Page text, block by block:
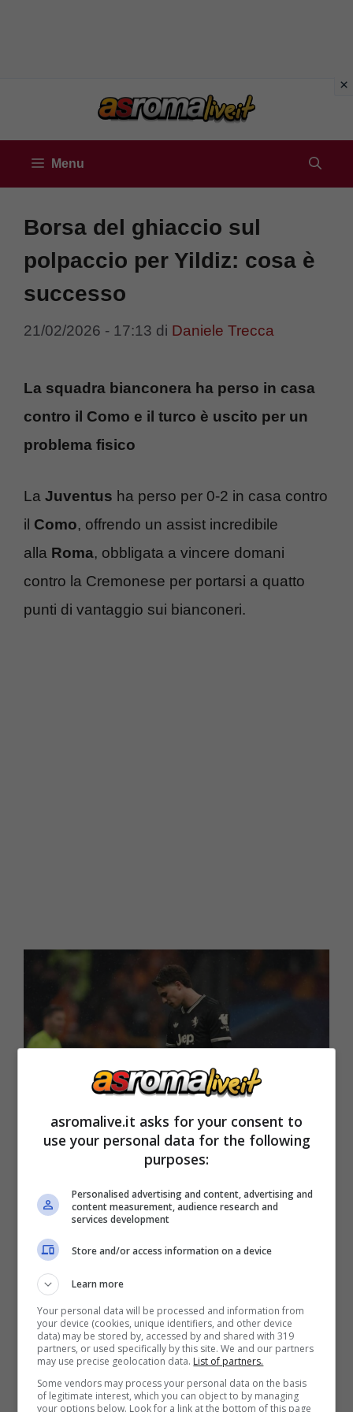
Menu
Borsa del ghiaccio sul
polpaccio per Yildiz: cosa è
successo
21/02/2026 - 17:13 di Daniele Trecca
La squadra bianconera ha perso in casa
contro il Como e il turco è uscito per un
problema fisico
La Juventus ha perso per 0-2 in casa contro
il Como, offrendo un assist incredibile
alla Roma, obbligata a vincere domani
contro la Cremonese per portarsi a quatto
punti di vantaggio sui bianconeri.
Borsa del ghiaccio sul polpaccio per Yildiz: cosa è successo
(Ansa Foto) – asromalive.it
Una partita giocata malissimo dalla squadra
allenata da Luciano
anche Manuel
diffidato, per il big match di domenica primo
marzo.
Il tecnico toscano dovrà valutare anche le
asromalive.it asks for your consent to
use your personal data for the following
purposes:
Personalised advertising and content, advertising and
content measurement, audience research and
services development
Store and/or access information on a device
Learn more
Your personal data will be processed and information from
your device (cookies, unique identifiers, and other device
data) may be stored by, accessed by and shared with 319
partners, or used specifically by this site. We and our partners
may use precise geolocation data. List of partners.
Some vendors may process your personal data on the basis
of legitimate interest, which you can object to by managing
your options below. Look for a link at the bottom of this page